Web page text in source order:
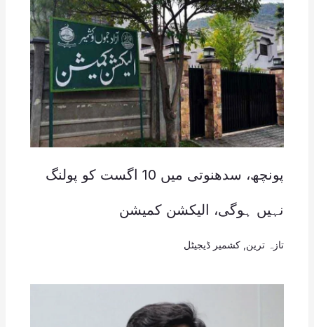
پونچھ، سدھنوتی میں 10 اگست کو پولنگ
نہیں ہوگی، الیکشن کمیشن
تازہ ترین کشمیر ڈیجیٹل